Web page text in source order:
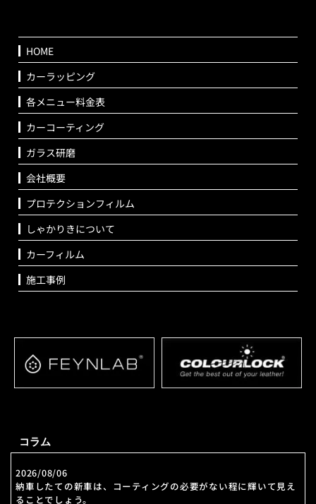
HOME
カーラッピング
各メニュー料金表
カーコーティング
ガラス研磨
会社概要
プロテクションフィルム
しゃかりきについて
カーフィルム
施工事例
コラム
2026/08/06
納車したての新車は、コーティングの必要がない程に輝いて見え
ることでしょう。